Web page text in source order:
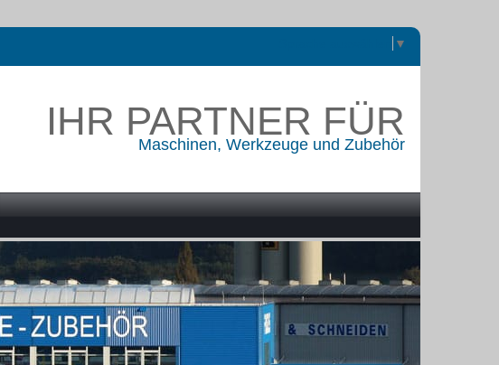
▼
IHR PARTNER FÜR
Maschinen, Werkzeuge und Zubehör